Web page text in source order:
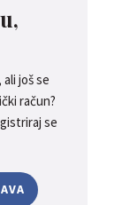
još se
račun?
se